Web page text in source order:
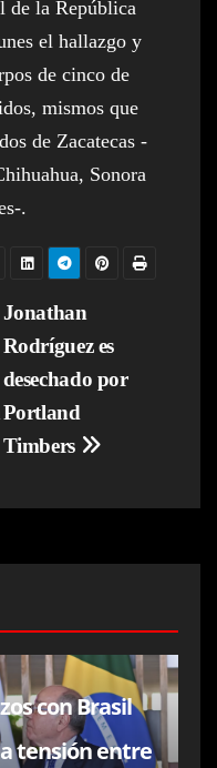
de la República
el hallazgo y
de cinco de
mismos que
de Zacatecas -
Sonora
.
Jonathan
Rodríguez es
desechado por
Portland
Timbers
con Brasil
tensión entre